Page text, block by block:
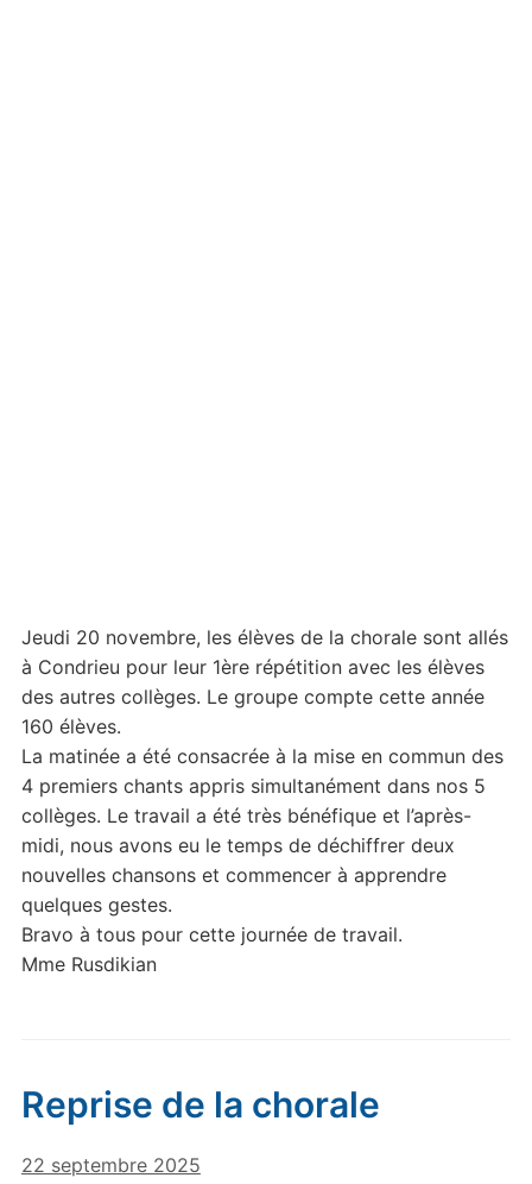
Jeudi 20 novembre, les élèves de la chorale sont allés
à Condrieu pour leur 1ère répétition avec les élèves
des autres collèges. Le groupe compte cette année
160 élèves.
La matinée a été consacrée à la mise en commun des
4 premiers chants appris simultanément dans nos 5
collèges. Le travail a été très bénéfique et l’après-
midi, nous avons eu le temps de déchiffrer deux
nouvelles chansons et commencer à apprendre
quelques gestes.
Bravo à tous pour cette journée de travail.
Mme Rusdikian
Reprise de la chorale
22 septembre 2025